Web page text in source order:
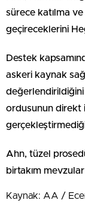
sürece katılma ve
geçireceklerini
Destek
askeri kaynak
değerlendirildiğini
ordusunun direkt
Ahn, tüzel
birtakım
Kaynak: AA /